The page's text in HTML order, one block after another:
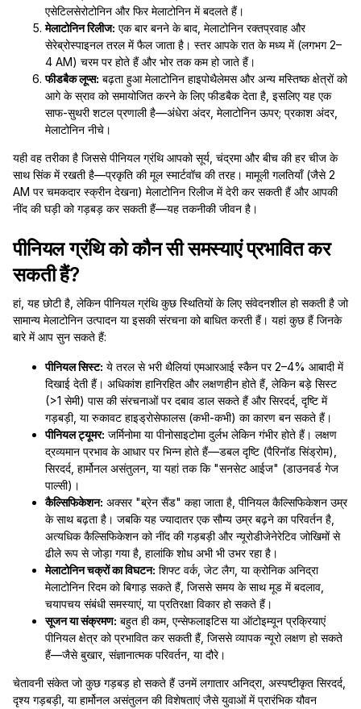
एसेटिलसेरोटोनिन और फिर मेलाटोनिन में बदलते हैं।
मेलाटोनिन रिलीज: एक बार बनने के बाद, मेलाटोनिन रक्तप्रवाह और
सेरेब्रोस्पाइनल तरल में फैल जाता है। स्तर आपके रात के मध्य में (लगभग 2–
4 AM) चरम पर होते हैं और भोर तक कम हो जाते हैं।
फीडबैक लूप्स: बढ़ता हुआ मेलाटोनिन हाइपोथैलेमस और अन्य मस्तिष्क क्षेत्रों को
आगे के स्राव को समायोजित करने के लिए फीडबैक देता है, इसलिए यह एक
साफ-सुथरी शटल प्रणाली है—अंधेरा अंदर, मेलाटोनिन ऊपर; प्रकाश अंदर,
मेलाटोनिन नीचे।
यही वह तरीका है जिससे पीनियल ग्रंथि आपको सूर्य, चंद्रमा और बीच की हर चीज के
साथ सिंक में रखती है—प्रकृति की मूल स्मार्टवॉच की तरह। मामूली गलतियाँ (जैसे 2
AM पर चमकदार स्क्रीन देखना) मेलाटोनिन रिलीज में देरी कर सकती हैं और आपकी
नींद की घड़ी को गड़बड़ कर सकती हैं—यह तकनीकी जीवन है।
पीनियल ग्रंथि को कौन सी समस्याएं प्रभावित कर
सकती हैं?
हां, यह छोटी है, लेकिन पीनियल ग्रंथि कुछ स्थितियों के लिए संवेदनशील हो सकती है जो
सामान्य मेलाटोनिन उत्पादन या इसकी संरचना को बाधित करती हैं। यहां कुछ हैं जिनके
बारे में आप सुन सकते हैं:
पीनियल सिस्ट: ये तरल से भरी थैलियां एमआरआई स्कैन पर 2–4% आबादी में
दिखाई देती हैं। अधिकांश हानिरहित और लक्षणहीन होते हैं, लेकिन बड़े सिस्ट
(>1 सेमी) पास की संरचनाओं पर दबाव डाल सकते हैं और सिरदर्द, दृष्टि में
गड़बड़ी, या रुकावट हाइड्रोसेफालस (कभी-कभी) का कारण बन सकते हैं।
पीनियल ट्यूमर: जर्मिनोमा या पीनोसाइटोमा दुर्लभ लेकिन गंभीर होते हैं। लक्षण
द्रव्यमान प्रभाव के आधार पर भिन्न होते हैं—डबल दृष्टि (पैरिनॉड सिंड्रोम),
सिरदर्द, हार्मोनल असंतुलन, या यहां तक कि "सनसेट आईज" (डाउनवर्ड गेज
पाल्सी)।
कैल्सिफिकेशन: अक्सर "ब्रेन सैंड" कहा जाता है, पीनियल कैल्सिफिकेशन उम्र
के साथ बढ़ता है। जबकि यह ज्यादातर एक सौम्य उम्र बढ़ने का परिवर्तन है,
अत्यधिक कैल्सिफिकेशन को नींद की गड़बड़ी और न्यूरोडीजेनेरेटिव जोखिमों से
ढीले रूप से जोड़ा गया है, हालांकि शोध अभी भी उभर रहा है।
मेलाटोनिन चक्रों का विघटन: शिफ्ट वर्क, जेट लैग, या क्रोनिक अनिद्रा
मेलाटोनिन रिदम को बिगाड़ सकते हैं, जिससे समय के साथ मूड में बदलाव,
चयापचय संबंधी समस्याएं, या प्रतिरक्षा विकार हो सकते हैं।
सूजन या संक्रमण: बहुत ही कम, एन्सेफलाइटिस या ऑटोइम्यून प्रक्रियाएं
पीनियल क्षेत्र को प्रभावित कर सकती हैं, जिससे व्यापक न्यूरो लक्षण हो सकते
हैं—जैसे बुखार, संज्ञानात्मक परिवर्तन, या दौरे।
चेतावनी संकेत जो कुछ गड़बड़ हो सकते हैं उनमें लगातार अनिद्रा, अस्पष्टीकृत सिरदर्द,
दृश्य गड़बड़ी, या हार्मोनल असंतुलन की विशेषताएं जैसे युवाओं में प्रारंभिक यौवन